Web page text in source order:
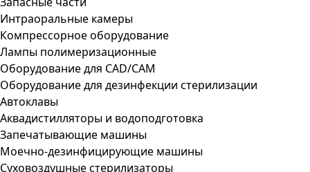
Интраоральные камеры
Компрессорное оборудование
Лампы полимеризационные
Оборудование для CAD/CAM
Оборудование для дезинфекции стерилизации
Автоклавы
Аквадистилляторы и водоподготовка
Запечатывающие машины
Моечно-дезинфицирующие машины
Суховоздушные стерилизаторы